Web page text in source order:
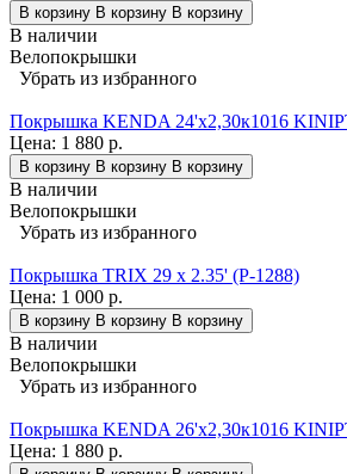
В корзину В корзину В корзину
В наличии
Велопокрышки
Убрать из избранного
Покрышка KENDA 24'х2,30к1016
Цена: 1 880 р.
В корзину В корзину В корзину
В наличии
Велопокрышки
Убрать из избранного
Покрышка TRIX 29 x 2.35' (P-1288)
Цена: 1 000 р.
В корзину В корзину В корзину
В наличии
Велопокрышки
Убрать из избранного
Покрышка KENDA 26'х2,30к1016
Цена: 1 880 р.